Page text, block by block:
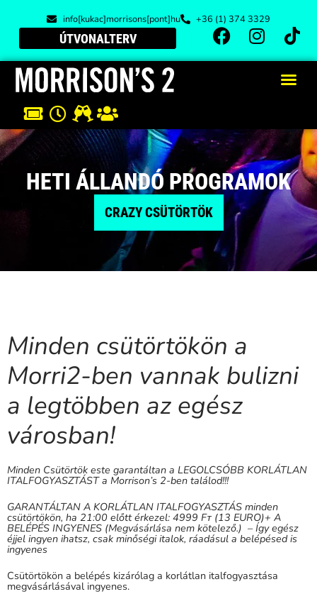
info[kukac]morrisons[pont]hu +36 (1) 374 3329
ÚTVONALTERV
HETI ÁLLANDÓ PROGRAMOK
CRAZY CSÜTÖRTÖK
Minden csütörtökön a
Morri2-ben vannak bulizni
a legtöbben az egész
városban!
Minden Csütörtök este garantáltan a LEGOLCSÓBB KORLÁTLAN
ITALFOGYASZTÁST a Morrison’s 2-ben találod!!!
GARANTÁLTAN A KORLÁTLAN ITALFOGYASZTÁS minden
csütörtökön, ha 21:00 előtt érkezel: 4999 Fᴛ (13 EURO)+ A
BELÉPÉS INGYENES (Megvásárlása nem kötelező.) – Így egész
éjjel ingyen ihatsz, csak minőségi italok, ráadásul a belépésed is
ingyenes
Csütörtökön a belépés kizárólag a korlátlan italfogyasztása
megvásárlásával ingyenes.